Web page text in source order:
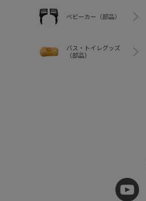
ベビーカー（部品）
バス・トイレグッズ
（部品）